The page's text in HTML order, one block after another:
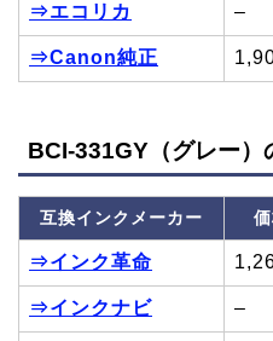
⇒エコリカ –
⇒Canon純正
BCI-331GY（グレー）
互換インクメーカー
⇒インク革命
⇒インクナビ –